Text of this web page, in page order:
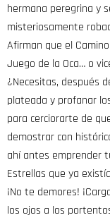
hermana peregrina y
misteriosamente
Afirman que el
Juego de la Oca… o
¿Necesitas, después
plateada y profanar
para cerciorarte de
demostrar con
ahí antes emprender
Estrellas que ya
¡No te demores!
los ojos a los